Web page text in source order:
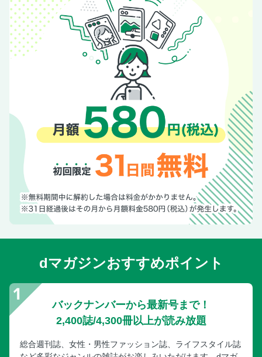
dマガジンおすすめポイント
バックナンバーから最新号まで！
2,400誌/4,300冊以上が読み放題
総合週刊誌、女性・男性ファッション誌、ライフスタイル誌